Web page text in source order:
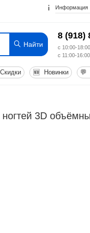
Информация
Найти
8 (918)
с 10:00-
с 11:00-
Скидки 🆕 Новинки 💬
3D